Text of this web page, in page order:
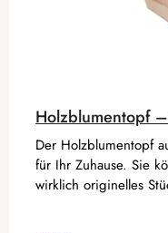
Holzblumentopf
Der Holzblumentopf
für Ihr Zuhause. Sie
wirklich originelles